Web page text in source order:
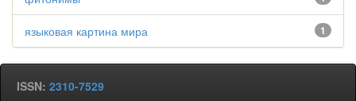
1
языковая картина мира
ISSN: 2310-7529